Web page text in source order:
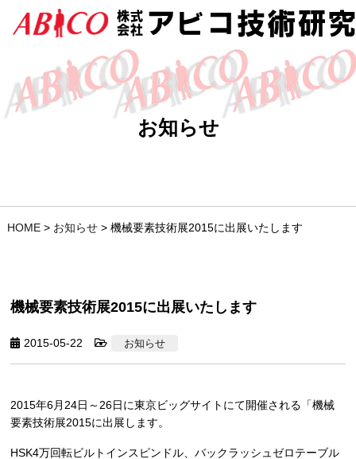
お知らせ
HOME> お知らせ> 機械要素技術展2015に出展いたします
機械要素技術展2015に出展いたします
2015-05-22 お知らせ
2015年6月24日～26日に東京ビッグサイトにて開催される「機械
要素技術展2015に出展します。
HSK4万回転ビルトインスピンドル、バックラッシュゼロテーブル